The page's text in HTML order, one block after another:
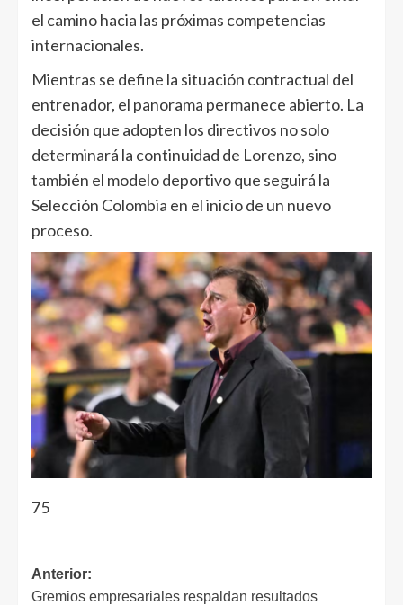
el camino hacia las próximas competencias
internacionales.
Mientras se define la situación contractual del
entrenador, el panorama permanece abierto. La
decisión que adopten los directivos no solo
determinará la continuidad de Lorenzo, sino
también el modelo deportivo que seguirá la
Selección Colombia en el inicio de un nuevo
proceso.
75
Anterior:
Gremios empresariales respaldan resultados